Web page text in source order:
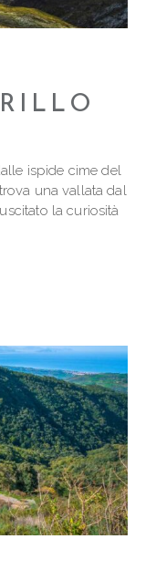
ispide cime del
una vallata dal
la curiosità